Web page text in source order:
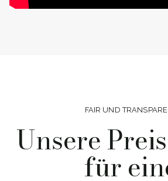
FAIR UND
Unsere
für